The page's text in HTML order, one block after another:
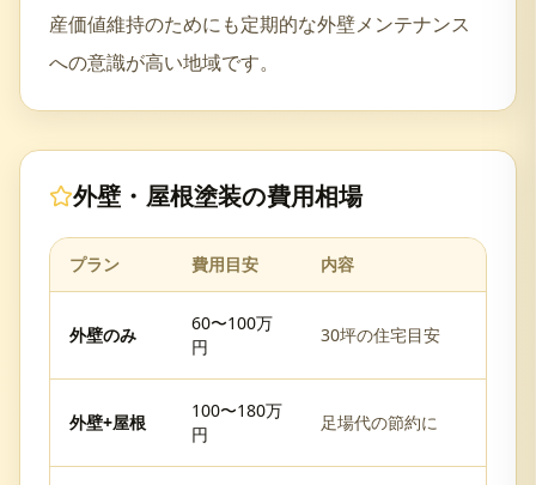
産価値維持のためにも定期的な外壁メンテナンス
への意識が高い地域です。
外壁・屋根塗装の費用相場
プラン 費用目安 内容
外壁のみ
60〜100万
円
30坪の住宅目安
外壁+屋根
100〜180万
円
足場代の節約に